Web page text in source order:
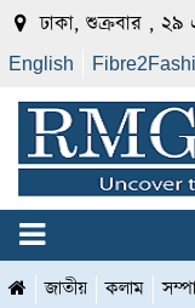
ঢাকা, শুক্রবার , ২৯
English
জাতীয় কলাম